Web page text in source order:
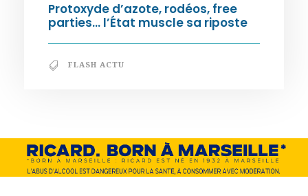
Protoxyde d’azote, rodéos, free
parties… l’État muscle sa riposte
FLASH ACTU